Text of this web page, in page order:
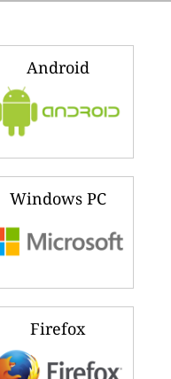
Android
Windows PC
Firefox